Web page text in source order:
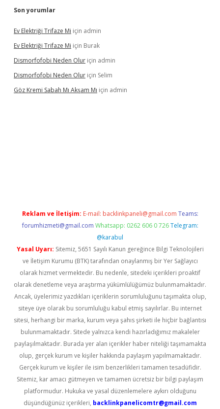
Son yorumlar
Ev Elektriği Trifaze Mi için admin
Ev Elektriği Trifaze Mi için Burak
Dismorfofobi Neden Olur için admin
Dismorfofobi Neden Olur için Selim
Göz Kremi Sabah Mı Akşam Mı için admin
Reklam ve İletişim: E-mail: backlinkpaneli@gmail.com Teams:
forumhizmeti@gmail.com Whatsapp: 0262 606 0 726 Telegram:
@karabul
Yasal Uyarı: Sitemiz, 5651 Sayılı Kanun gereğince Bilgi Teknolojileri
ve İletişim Kurumu (BTK) tarafından onaylanmış bir Yer Sağlayıcı
olarak hizmet vermektedir. Bu nedenle, sitedeki içerikleri proaktif
olarak denetleme veya araştırma yükümlülüğümüz bulunmamaktadır.
Ancak, üyelerimiz yazdıkları içeriklerin sorumluluğunu taşımakta olup,
siteye üye olarak bu sorumluluğu kabul etmiş sayılırlar. Bu internet
sitesi, herhangi bir marka, kurum veya şahıs şirketi ile hiçbir bağlantısı
bulunmamaktadır. Sitede yalnızca kendi hazırladığımız makaleler
paylaşılmaktadır. Burada yer alan içerikler haber niteliği taşımamakta
olup, gerçek kurum ve kişiler hakkında paylaşım yapılmamaktadır.
Gerçek kurum ve kişiler ile isim benzerlikleri tamamen tesadüfidir.
Sitemiz, kar amacı gütmeyen ve tamamen ücretsiz bir bilgi paylaşım
platformudur. Hukuka ve yasal düzenlemelere aykırı olduğunu
düşündüğünüz içerikleri, backlinkpanelicomtr@gmail.com